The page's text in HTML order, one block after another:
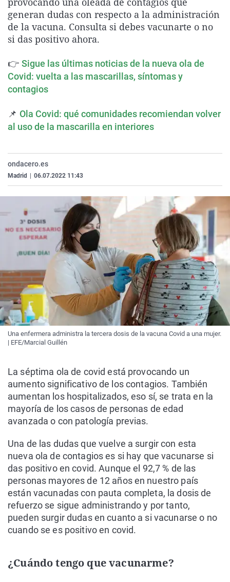
La rosa de los vientos
Gente viajera
Caso
Retornados
Operación Viuda
Extremadura
Galicia
Navarra
País Vasco
Virales
Televisión
generan dudas con respecto a la administración
de la vacuna. Consulta si debes vacunarte o no
si das positivo ahora.
👉 Sigue las últimas noticias de la nueva ola de
Covid: vuelta a las mascarillas, síntomas y
contagios
📌 Ola Covid: qué comunidades recomiendan volver
al uso de la mascarilla en interiores
ondacero.es
Madrid 06.07.2022 11:43
Una enfermera administra la tercera dosis de la vacuna Covid a una mujer.
| EFE/Marcial Guillén
La séptima ola de covid está provocando un
aumento significativo de los contagios. También
aumentan los hospitalizados, eso sí, se trata en la
mayoría de los casos de personas de edad
avanzada o con patología previas.
Una de las dudas que vuelve a surgir con esta
nueva ola de contagios es si hay que vacunarse si
das positivo en covid. Aunque el 92,7 % de las
personas mayores de 12 años en nuestro país
están vacunadas con pauta completa, la dosis de
refuerzo se sigue administrando y por tanto,
pueden surgir dudas en cuanto a si vacunarse o no
cuando se es positivo en covid.
¿Cuándo tengo que vacunarme?